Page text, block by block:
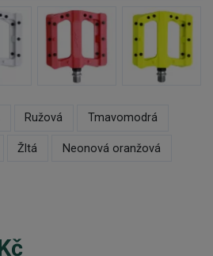
Ružová Tmavomodrá
Žltá Neonová oranžová